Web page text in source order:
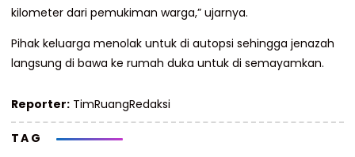
kilometer dari pemukiman warga,” ujarnya.
Pihak keluarga menolak untuk di autopsi sehingga jenazah
langsung di bawa ke rumah duka untuk di semayamkan.
Reporter: TimRuangRedaksi
TAG